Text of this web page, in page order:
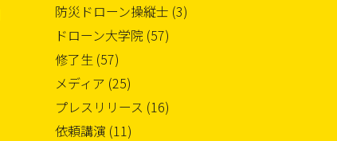
防災ドローン操縦士 (3)
ドローン大学院 (57)
修了生 (57)
メディア (25)
プレスリリース (16)
依頼講演 (11)